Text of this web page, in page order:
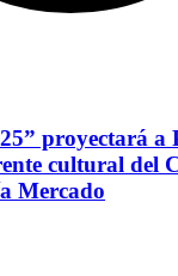
proyectará a
cultural del
Mercado